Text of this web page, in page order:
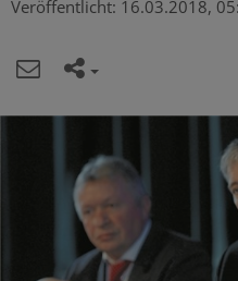
Veröffentlicht: 16.03.2018,